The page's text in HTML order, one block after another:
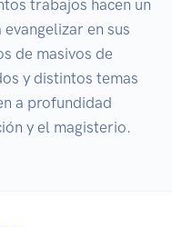
trabajos hacen un
en sus
de masivos de
y distintos temas
a profundidad
y el magisterio.